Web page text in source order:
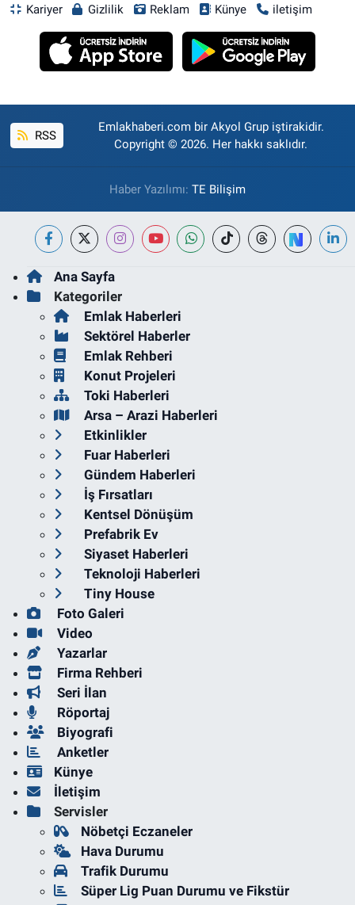
Kariyer
Gizlilik Reklam Künye iletişim
RSS
Emlakhaberi.com bir Akyol Grup iştirakidir.
Copyright © 2026. Her hakkı saklıdır.
Haber Yazılımı: TE Bilişim
Ana Sayfa
Kategoriler
Emlak Haberleri
Sektörel Haberler
Emlak Rehberi
Konut Projeleri
Toki Haberleri
Arsa – Arazi Haberleri
Etkinlikler
Fuar Haberleri
Gündem Haberleri
İş Fırsatları
Kentsel Dönüşüm
Prefabrik Ev
Siyaset Haberleri
Teknoloji Haberleri
Tiny House
Foto Galeri
Video
Yazarlar
Firma Rehberi
Seri İlan
Röportaj
Biyografi
Anketler
Künye
İletişim
Servisler
Nöbetçi Eczaneler
Hava Durumu
Trafik Durumu
Süper Lig Puan Durumu ve Fikstür